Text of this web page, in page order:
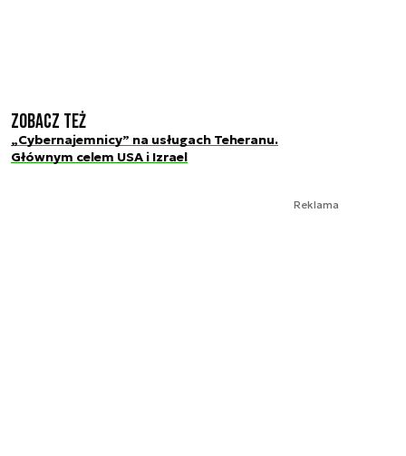
Zobacz też
„Cybernajemnicy” na usługach Teheranu.
Głównym celem USA i Izrael
Reklama